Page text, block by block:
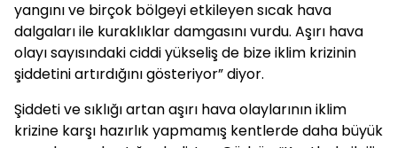
yangını ve birçok bölgeyi etkileyen sıcak hava
dalgaları ile kuraklıklar damgasını vurdu. Aşırı hava
olayı sayısındaki ciddi yükseliş de bize iklim krizinin
şiddetini artırdığını gösteriyor” diyor.
Şiddeti ve sıklığı artan aşırı hava olaylarının iklim
krizine karşı hazırlık yapmamış kentlerde daha büyük